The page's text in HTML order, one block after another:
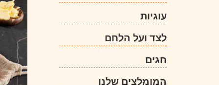
עוגיות
לצד ועל הלחם
חגים
המומלצים שלנו